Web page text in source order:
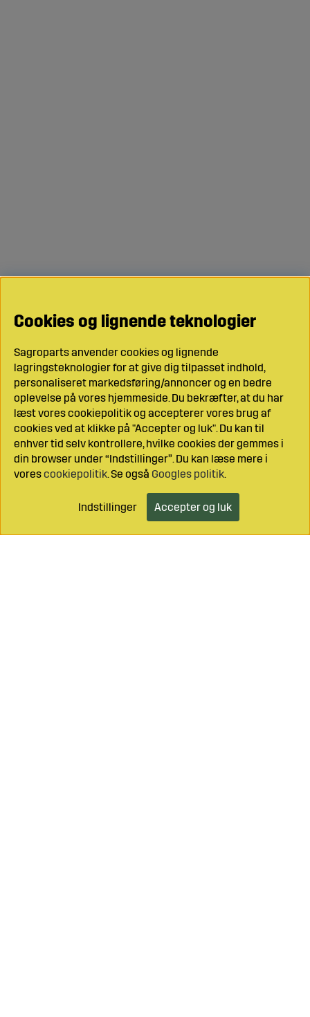
Cookies og lignende teknologier
Sagroparts anvender cookies og lignende
lagringsteknologier for at give dig tilpasset indhold,
personaliseret markedsføring/annoncer og en bedre
oplevelse på vores hjemmeside. Du bekræfter, at du har
læst vores cookiepolitik og accepterer vores brug af
cookies ved at klikke på "Accepter og luk". Du kan til
enhver tid selv kontrollere, hvilke cookies der gemmes i
din browser under “Indstillinger”. Du kan læse mere i
vorescookiepolitik. Se også Googles politik.
Indstillinger Accepter og luk